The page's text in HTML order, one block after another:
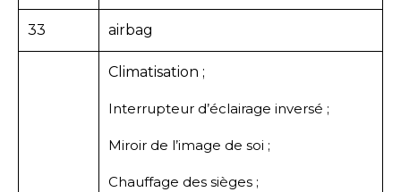
33 airbag
Climatisation ;
Interrupteur d’éclairage inversé ;
Miroir de l’image de soi ;
Chauffage des sièges ;